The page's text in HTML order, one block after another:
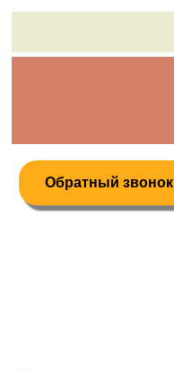
Обратный звонок